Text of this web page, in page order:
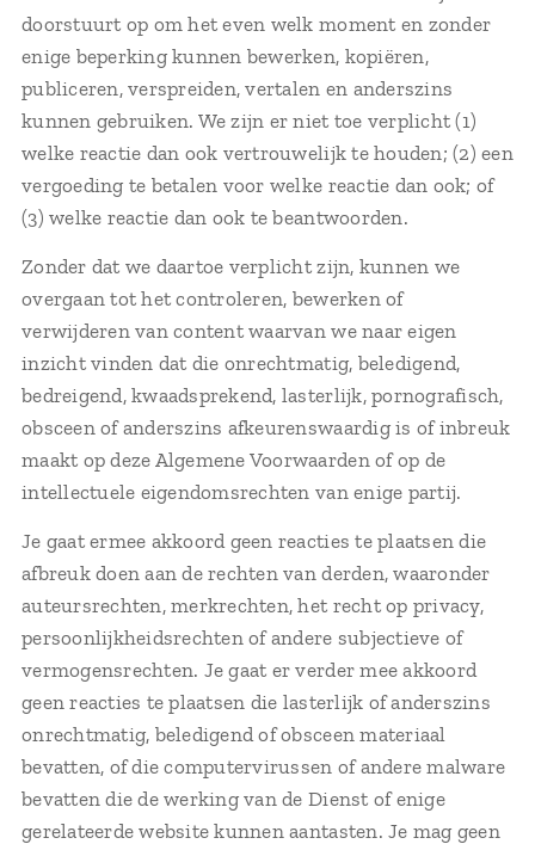
doorstuurt op om het even welk moment en zonder
enige beperking kunnen bewerken, kopiëren,
publiceren, verspreiden, vertalen en anderszins
kunnen gebruiken. We zijn er niet toe verplicht (1)
welke reactie dan ook vertrouwelijk te houden; (2) een
vergoeding te betalen voor welke reactie dan ook; of
(3) welke reactie dan ook te beantwoorden.
Zonder dat we daartoe verplicht zijn, kunnen we
overgaan tot het controleren, bewerken of
verwijderen van content waarvan we naar eigen
inzicht vinden dat die onrechtmatig, beledigend,
bedreigend, kwaadsprekend, lasterlijk, pornografisch,
obsceen of anderszins afkeurenswaardig is of inbreuk
maakt op deze Algemene Voorwaarden of op de
intellectuele eigendomsrechten van enige partij.
Je gaat ermee akkoord geen reacties te plaatsen die
afbreuk doen aan de rechten van derden, waaronder
auteursrechten, merkrechten, het recht op privacy,
persoonlijkheidsrechten of andere subjectieve of
vermogensrechten. Je gaat er verder mee akkoord
geen reacties te plaatsen die lasterlijk of anderszins
onrechtmatig, beledigend of obsceen materiaal
bevatten, of die computervirussen of andere malware
bevatten die de werking van de Dienst of enige
gerelateerde website kunnen aantasten. Je mag geen